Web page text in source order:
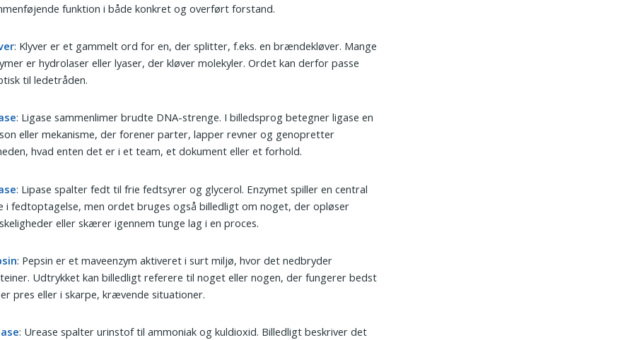
funktion i både konkret og overført forstand.
: Klyver er et gammelt ord for en, der splitter, f.eks. en brændekløver. Mange
er hydrolaser eller lyaser, der kløver molekyler. Ordet kan derfor passe
til ledetråden.
: Ligase sammenlimer brudte DNA-strenge. I billedsprog betegner ligase en
eller mekanisme, der forener parter, lapper revner og genopretter
hvad enten det er i et team, et dokument eller et forhold.
: Lipase spalter fedt til frie fedtsyrer og glycerol. Enzymet spiller en central
i fedtoptagelse, men ordet bruges også billedligt om noget, der opløser
eller skærer igennem tunge lag i en proces.
: Pepsin er et maveenzym aktiveret i surt miljø, hvor det nedbryder
Udtrykket kan billedligt referere til noget eller nogen, der fungerer bedst
pres eller i skarpe, krævende situationer.
: Urease spalter urinstof til ammoniak og kuldioxid. Billedligt beskriver det